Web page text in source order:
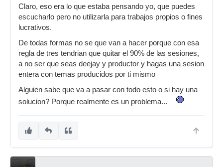
Claro, eso era lo que estaba pensando yo, que puedes
escucharlo pero no utilizarla para trabajos propios o fines
lucrativos.
De todas formas no se que van a hacer porque con esa
regla de tres tendrian que quitar el 90% de las sesiones,
a no ser que seas deejay y productor y hagas una sesion
entera con temas producidos por ti mismo
Alguien sabe que va a pasar con todo esto o si hay una
solucion? Porque realmente es un problema...